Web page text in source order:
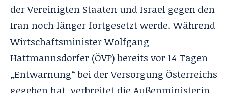
der Vereinigten Staaten und Israel gegen den
Iran noch länger fortgesetzt werde. Während
Wirtschaftsminister Wolfgang
Hattmannsdorfer (ÖVP) bereits vor 14 Tagen
„Entwarnung“ bei der Versorgung Österreichs
gegeben hat, verbreitet die Außenministerin